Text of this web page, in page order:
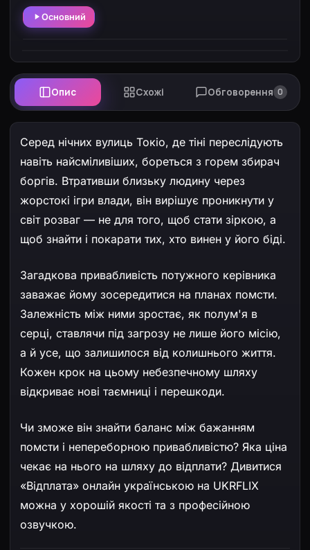
Основний
Опис Схожі Обговорення 0
Серед нічних вулиць Токіо, де тіні переслідують
навіть найсміливіших, бореться з горем збирач
боргів. Втративши близьку людину через
жорстокі ігри влади, він вирішує проникнути у
світ розваг — не для того, щоб стати зіркою, а
щоб знайти і покарати тих, хто винен у його біді.
Загадкова привабливість потужного керівника
заважає йому зосередитися на планах помсти.
Залежність між ними зростає, як полум'я в
серці, ставлячи під загрозу не лише його місію,
а й усе, що залишилося від колишнього життя.
Кожен крок на цьому небезпечному шляху
відкриває нові таємниці і перешкоди.
Чи зможе він знайти баланс між бажанням
помсти і непереборною привабливістю? Яка ціна
чекає на нього на шляху до відплати? Дивитися
«Відплата» онлайн українською на UKRFLIX
можна у хорошій якості та з професійною
озвучкою.